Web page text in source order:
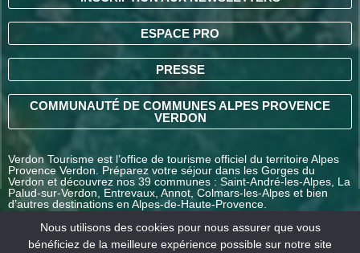
ESPACE PRO
PRESSE
COMMUNAUTÉ DE COMMUNES ALPES PROVENCE
VERDON
Verdon Tourisme est l’office de tourisme officiel du territoire Alpes
Provence Verdon. Préparez votre séjour dans les Gorges du
Verdon et découvrez nos 39 communes : Saint-André-les-Alpes, La
Palud-sur-Verdon, Entrevaux, Annot, Colmars-les-Alpes et bien
d’autres destinations en Alpes-de-Haute-Provence.
COMMENT VENIR ?
Nous utilisons des cookies pour nous assurer que vous
bénéficiez de la meilleure expérience possible sur notre site